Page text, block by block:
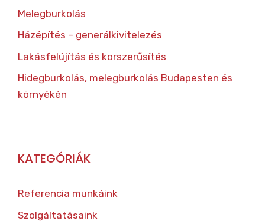
Melegburkolás
Házépítés – generálkivitelezés
Lakásfelújítás és korszerűsítés
Hidegburkolás, melegburkolás Budapesten és
környékén
KATEGÓRIÁK
Referencia munkáink
Szolgáltatásaink